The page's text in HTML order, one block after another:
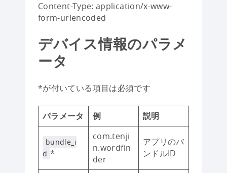
Content-Type: application/x-www-
form-urlencoded
デバイス情報のパラメ
ータ
*が付いている項目は必須です
パラメータ 例 説明
bundle_i
d *
com.tenji
n.wordfin
der
アプリのバ
ンドルID